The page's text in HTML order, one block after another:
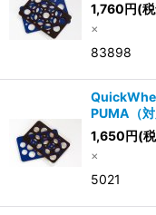
1,760円(
×
83898
PUMA（
1,650円(
×
5021